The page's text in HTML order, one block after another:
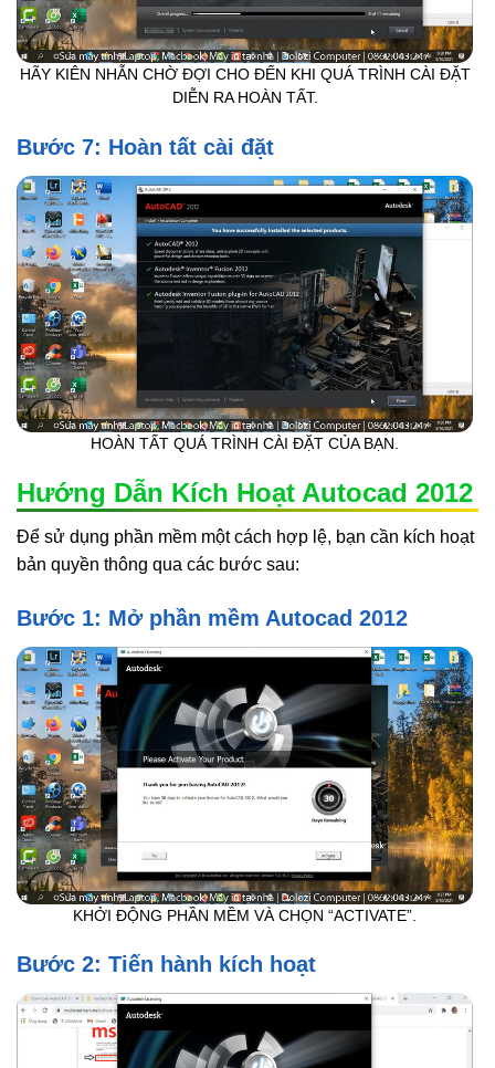
HÃY KIÊN NHẪN CHỜ ĐỢI CHO ĐẾN KHI QUÁ TRÌNH CÀI ĐẶT
DIỄN RA HOÀN TẤT.
Bước 7: Hoàn tất cài đặt
HOÀN TẤT QUÁ TRÌNH CÀI ĐẶT CỦA BẠN.
Hướng Dẫn Kích Hoạt Autocad 2012
Để sử dụng phần mềm một cách hợp lệ, bạn cần kích hoạt
bản quyền thông qua các bước sau:
Bước 1: Mở phần mềm Autocad 2012
KHỞI ĐỘNG PHẦN MỀM VÀ CHỌN “ACTIVATE”.
Bước 2: Tiến hành kích hoạt